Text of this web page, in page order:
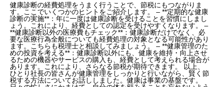
健康診断の経費処理をうまく行うことで、節税にもつながりま
す。ここでいくつかのヒントをご紹介します。 – **定期的な健康
診断の実施**：年に一度は健康診断を受けることを習慣にしまし
ょう。これにより、経費としての認定を受けやすくなります。 –
**健康診断以外の医療費もチェック**：健康診断だけでなく、必
要な医療行為全般についても経費処理の対象となる可能性があり
ます。こちらも税理士と相談してみましょう。 – **健康管理のた
めの投資を考える**：健康診断以外にも、健康を維持・向上させ
るための機器やサービスの購入も、経費として考えられる場合が
あります。これにより、さらなる節税が期待できます。 以上、
ひとり社長の皆さんが健康管理をしっかりと行いながら、賢く節
税する方法についてお話ししました。健康は事業の基盤です。